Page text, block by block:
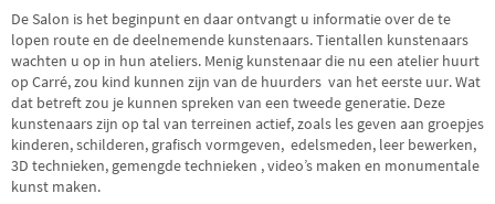
De Salon is het beginpunt en daar ontvangt u informatie over de te
lopen route en de deelnemende kunstenaars. Tientallen kunstenaars
wachten u op in hun ateliers. Menig kunstenaar die nu een atelier huurt
op Carré, zou kind kunnen zijn van de huurders van het eerste uur. Wat
dat betreft zou je kunnen spreken van een tweede generatie. Deze
kunstenaars zijn op tal van terreinen actief, zoals les geven aan groepjes
kinderen, schilderen, grafisch vormgeven, edelsmeden, leer bewerken,
3D technieken, gemengde technieken , video’s maken en monumentale
kunst maken.